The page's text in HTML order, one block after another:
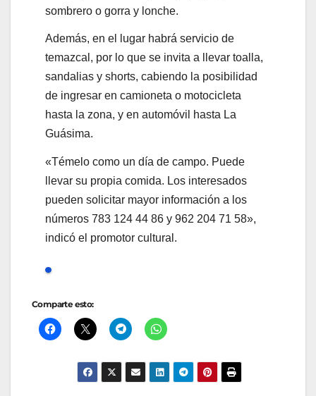
sombrero o gorra y lonche.
Además, en el lugar habrá servicio de
temazcal, por lo que se invita a llevar toalla,
sandalias y shorts, cabiendo la posibilidad
de ingresar en camioneta o motocicleta
hasta la zona, y en automóvil hasta La
Guásima.
«Témelo como un día de campo. Puede
llevar su propia comida. Los interesados
pueden solicitar mayor información a los
números 783 124 44 86 y 962 204 71 58»,
indicó el promotor cultural.
Comparte esto: